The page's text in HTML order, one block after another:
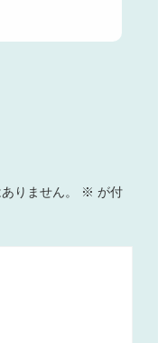
りません。 ※ が付